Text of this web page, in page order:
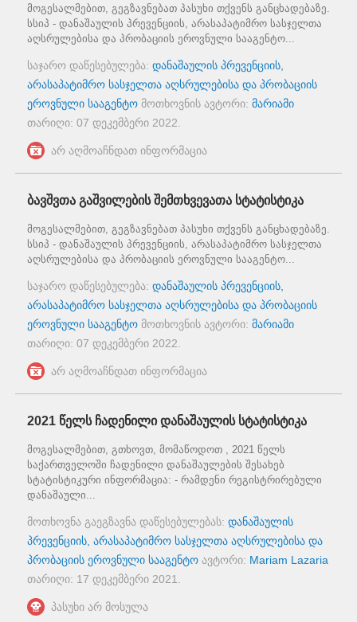
მოგესალმებით, გეგზავნებათ პასუხი თქვენს განცხადებაზე.
სსიპ - დანაშაულის პრევენციის, არასაპატიმრო სასჯელთა
აღსრულებისა და პრობაციის ეროვნული სააგენტო...
საჯარო დაწესებულება: დანაშაულის პრევენციის,
არასაპატიმრო სასჯელთა აღსრულებისა და პრობაციის
ეროვნული სააგენტო მოთხოვნის ავტორი: მარიამი
თარიღი: 07 დეკემბერი 2022
არ აღმოაჩნდათ ინფორმაცია
ბავშვთა გაშვილების შემთხვევათა სტატისტიკა
მოგესალმებით, გეგზავნებათ პასუხი თქვენს განცხადებაზე.
სსიპ - დანაშაულის პრევენციის, არასაპატიმრო სასჯელთა
აღსრულებისა და პრობაციის ეროვნული სააგენტო...
საჯარო დაწესებულება: დანაშაულის პრევენციის,
არასაპატიმრო სასჯელთა აღსრულებისა და პრობაციის
ეროვნული სააგენტო მოთხოვნის ავტორი: მარიამი
თარიღი: 07 დეკემბერი 2022
არ აღმოაჩნდათ ინფორმაცია
2021 წელს ჩადენილი დანაშაულის სტატისტიკა
მოგესალმებით, გთხოვთ, მომაწოდოთ , 2021 წელს
საქართველოში ჩადენილი დანაშაულების შესახებ
სტატისტიკური ინფორმაცია: - რამდენი რეგისტრირებული
დანაშაული...
მოთხოვნა გაეგზავნა დაწესებულებას: დანაშაულის
პრევენციის, არასაპატიმრო სასჯელთა აღსრულებისა და
პრობაციის ეროვნული სააგენტო ავტორი: Mariam Lazaria
თარიღი: 17 დეკემბერი 2021
პასუხი არ მოსულა